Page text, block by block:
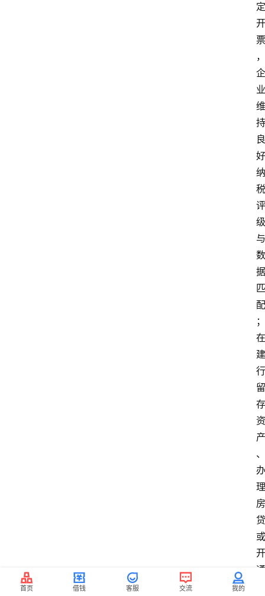
定
开
票
，
企
业
维
持
良
好
纳
税
评
级
与
数
据
匹
配
；
在
建
行
留
存
资
产
、
办
理
房
贷
或
开
通
首页 借钱 客服 交流 我的